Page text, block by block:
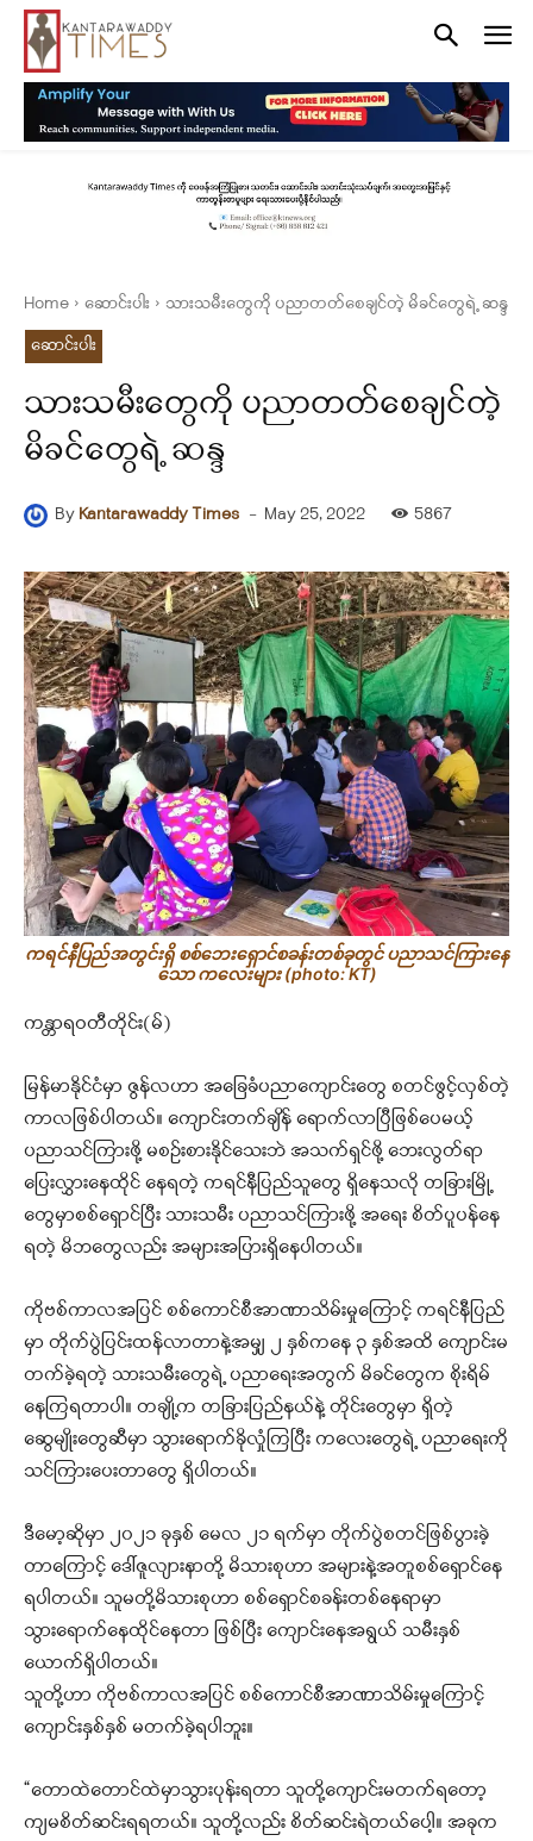
Home ဆောင်းပါး
သားသမီးတွေကို ပညာတတ်စေချင်တဲ့ မိခင်တွေရဲ့ ဆန္ဒ
ဆောင်းပါး
သားသမီးတွေကို ပညာတတ်စေချင်တဲ့
မိခင်တွေရဲ့ ဆန္ဒ
By Kantarawaddy Times - May 25, 2022 5867
ကရင်နီပြည်အတွင်းရှိ စစ်ဘေးရှောင်စခန်းတစ်ခုတွင် ပညာသင်ကြားနေ
သော ကလေးများ (photo: KT)
ကန္တာရဝတီတိုင်း(မ်)
မြန်မာနိုင်ငံမှာ ဇွန်လဟာ အခြေခံပညာကျောင်းတွေ စတင်ဖွင့်လှစ်တဲ့
ကာလဖြစ်ပါတယ်။ ကျောင်းတက်ချိန် ရောက်လာပြီဖြစ်ပေမယ့်
ပညာသင်ကြားဖို့ မစဉ်းစားနိုင်သေးဘဲ အသက်ရှင်ဖို့ ဘေးလွတ်ရာ
ပြေးလွှားနေထိုင် နေရတဲ့ ကရင်နီပြည်သူတွေ ရှိနေသလို တခြားမြို့
တွေမှာစစ်ရှောင်ပြီး သားသမီး ပညာသင်ကြားဖို့ အရေး စိတ်ပူပန်နေ
ရတဲ့ မိဘတွေလည်း အများအပြားရှိနေပါတယ်။
ကိုဗစ်ကာလအပြင် စစ်ကောင်စီအာဏာသိမ်းမှုကြောင့် ကရင်နီပြည်
မှာ တိုက်ပွဲပြင်းထန်လာတာနဲ့အမျှ ၂ နှစ်ကနေ ၃ နှစ်အထိ ကျောင်းမ
တက်ခဲ့ရတဲ့ သားသမီးတွေရဲ့ ပညာရေးအတွက် မိခင်တွေက စိုးရိမ်
နေကြရတာပါ။ တချို့က တခြားပြည်နယ်နဲ့ တိုင်းတွေမှာ ရှိတဲ့
ဆွေမျိုးတွေဆီမှာ သွားရောက်ခိုလှုံကြပြီး ကလေးတွေရဲ့ ပညာရေးကို
သင်ကြားပေးတာတွေ ရှိပါတယ်။
ဒီမော့ဆိုမှာ ၂၀၂၁ ခုနှစ် မေလ ၂၁ ရက်မှာ တိုက်ပွဲစတင်ဖြစ်ပွားခဲ့
တာကြောင့် ဒေါ်ဇူလျားနာတို့ မိသားစုဟာ အများနဲ့အတူစစ်ရှောင်နေ
ရပါတယ်။ သူမတို့မိသားစုဟာ စစ်ရှောင်စခန်းတစ်နေရာမှာ
သွားရောက်နေထိုင်နေတာ ဖြစ်ပြီး ကျောင်းနေအရွယ် သမီးနှစ်
ယောက်ရှိပါတယ်။
သူတို့ဟာ ကိုဗစ်ကာလအပြင် စစ်ကောင်စီအာဏာသိမ်းမှုကြောင့်
ကျောင်းနှစ်နှစ် မတက်ခဲ့ရပါဘူး။
“တောထဲတောင်ထဲမှာသွားပုန်းရတာ သူတို့ကျောင်းမတက်ရတော့
ကျမစိတ်ဆင်းရရတယ်။ သူတို့လည်း စိတ်ဆင်းရဲတယ်ပေါ့။ အခုက